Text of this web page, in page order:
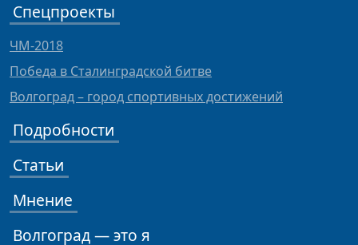
Спецпроекты
ЧМ-2018
Победа в Сталинградской битве
Волгоград – город спортивных достижений
Подробности
Статьи
Мнение
Волгоград — это я